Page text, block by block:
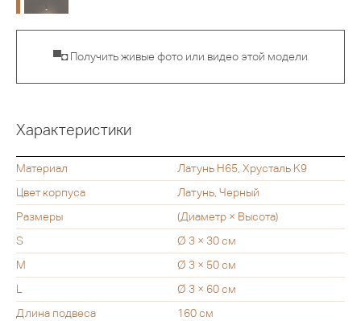
▀◘ Получить живые фото или видео этой модели
Характеристики
Материал
Латунь H65, Хрусталь K9
Цвет корпуса
Латунь, Черный
Размеры
(Диаметр × Высота)
S
Ø 3 × 30 см
M
Ø 3 × 50 см
L
Ø 3 × 60 см
Длина подвеса
160 см